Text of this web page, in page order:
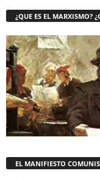
¿QUE ES EL MARXISMO?
EL MANIFIESTO